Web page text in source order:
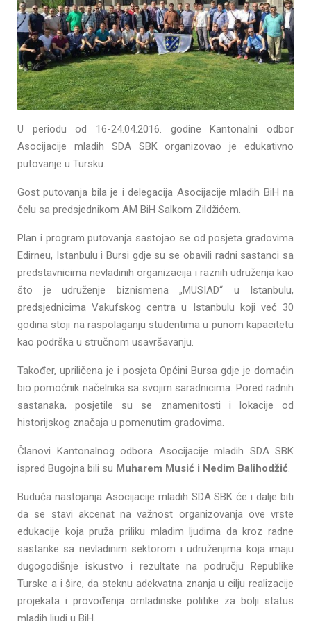
U periodu od 16-24.04.2016. godine Kantonalni odbor
Asocijacije mladih SDA SBK organizovao je edukativno
putovanje u Tursku.
Gost putovanja bila je i delegacija Asocijacije mladih BiH na
čelu sa predsjednikom AM BiH Salkom Zildžićem.
Plan i program putovanja sastojao se od posjeta gradovima
Edirneu, Istanbulu i Bursi gdje su se obavili radni sastanci sa
predstavnicima nevladinih organizacija i raznih udruženja kao
što je udruženje biznismena „MUSIAD“ u Istanbulu,
predsjednicima Vakufskog centra u Istanbulu koji već 30
godina stoji na raspolaganju studentima u punom kapacitetu
kao podrška u stručnom usavršavanju.
Također, upriličena je i posjeta Općini Bursa gdje je domaćin
bio pomoćnik načelnika sa svojim saradnicima. Pored radnih
sastanaka, posjetile su se znamenitosti i lokacije od
historijskog značaja u pomenutim gradovima.
Članovi Kantonalnog odbora Asocijacije mladih SDA SBK
ispred Bugojna bili su Muharem Musić i Nedim Balihodžić.
Buduća nastojanja Asocijacije mladih SDA SBK će i dalje biti
da se stavi akcenat na važnost organizovanja ove vrste
edukacije koja pruža priliku mladim ljudima da kroz radne
sastanke sa nevladinim sektorom i udruženjima koja imaju
dugogodišnje iskustvo i rezultate na području Republike
Turske a i šire, da steknu adekvatna znanja u cilju realizacije
projekata i provođenja omladinske politike za bolji status
mladih ljudi u BiH.